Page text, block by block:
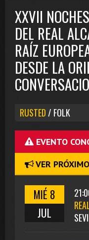
XXVII
DEL REAL
RAÍZ
DESDE LA
RUSTED / FOLK
EVENTO
VER
MIÉ 8
JUL